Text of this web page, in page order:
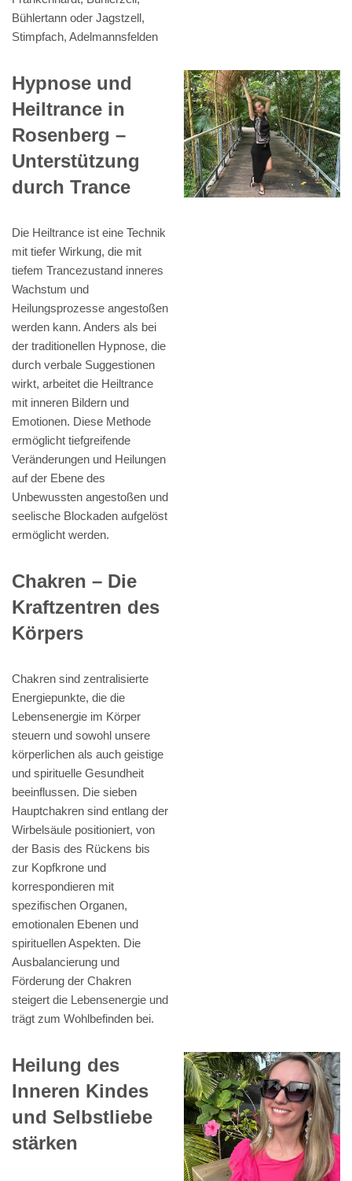
Bühlertann oder Jagstzell,
Stimpfach, Adelmannsfelden
Hypnose und
Heiltrance in
Rosenberg –
Unterstützung
durch Trance
Die Heiltrance ist eine Technik
mit tiefer Wirkung, die mit
tiefem Trancezustand inneres
Wachstum und
Heilungsprozesse angestoßen
werden kann. Anders als bei
der traditionellen Hypnose, die
durch verbale Suggestionen
wirkt, arbeitet die Heiltrance
mit inneren Bildern und
Emotionen. Diese Methode
ermöglicht tiefgreifende
Veränderungen und Heilungen
auf der Ebene des
Unbewussten angestoßen und
seelische Blockaden aufgelöst
ermöglicht werden.
Chakren – Die
Kraftzentren des
Körpers
Chakren sind zentralisierte
Energiepunkte, die die
Lebensenergie im Körper
steuern und sowohl unsere
körperlichen als auch geistige
und spirituelle Gesundheit
beeinflussen. Die sieben
Hauptchakren sind entlang der
Wirbelsäule positioniert, von
der Basis des Rückens bis
zur Kopfkrone und
korrespondieren mit
spezifischen Organen,
emotionalen Ebenen und
spirituellen Aspekten. Die
Ausbalancierung und
Förderung der Chakren
steigert die Lebensenergie und
trägt zum Wohlbefinden bei.
Heilung des
Inneren Kindes
und Selbstliebe
stärken